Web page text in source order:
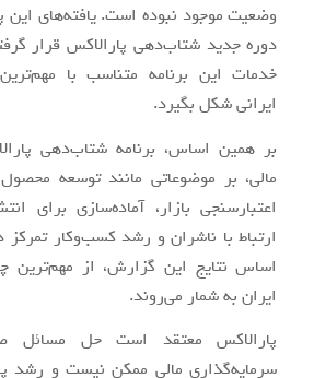
وضعیت موجود نبوده است. یافته‌های
دوره جدید شتاب‌دهی پارالاکس قرار
خدمات این برنامه متناسب با
ایرانی شکل بگیرد.
بر همین اساس، برنامه شتاب‌دهی
مالی، بر موضوعاتی مانند توسعه
اعتبارسنجی بازار، آماده‌سازی برای
ارتباط با ناشران و رشد کسب‌وکار تمرکز
اساس نتایج این گزارش، از مهم‌ترین
ایران به شمار می‌روند.
پارالاکس معتقد است حل مسائل
سرمایه‌گذاری مالی ممکن نیست و رشد